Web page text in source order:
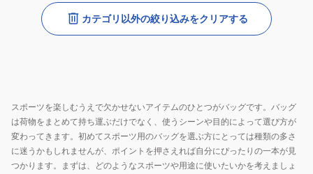
カテゴリ以外の絞り込みをクリアする
スポーツを楽しむうえで欠かせないアイテムのひとつがバッグです。バッグ
は荷物をまとめて持ち運ぶだけでなく、使うシーンや目的によって選び方が
変わってきます。初めてスポーツ用のバッグを選ぶ方にとっては種類の多さ
に迷うかもしれませんが、ポイントを押さえれば自分にぴったりの一本が見
つかります。まずは、どのようなスポーツや用途に使いたいかを考えましょ